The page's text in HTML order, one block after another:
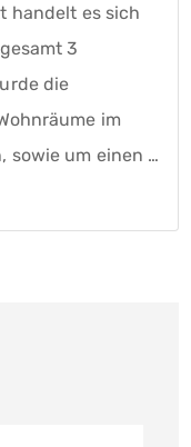
handelt es sich
3
die
im
sowie um einen
Jahre wurde die
einer Wohnung
und einer